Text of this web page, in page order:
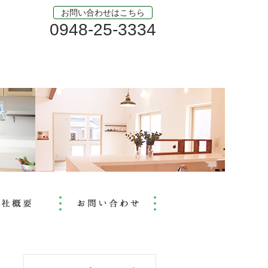
お問い合わせはこちら
0948-25-3334